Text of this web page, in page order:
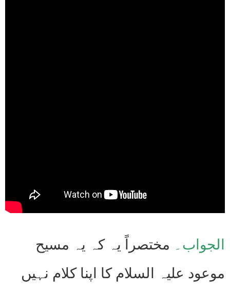
الجواب۔ مختصراً یہ کہ یہ مسیح
موعود علیہ السلام کا اپنا کلام نہیں